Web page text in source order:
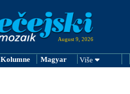
August 9, 2026
Kolumne Magyar Više